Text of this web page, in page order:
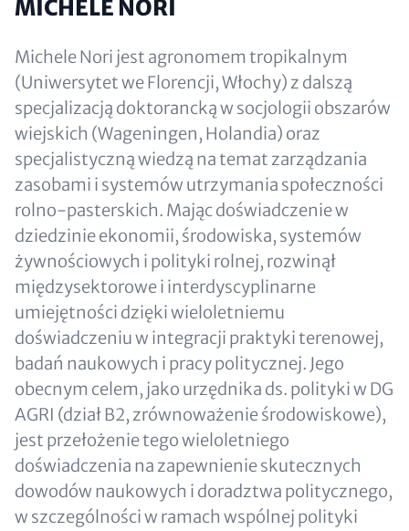
MICHELE NORI
Michele Nori jest agronomem tropikalnym
(Uniwersytet we Florencji, Włochy) z dalszą
specjalizacją doktorancką w socjologii obszarów
wiejskich (Wageningen, Holandia) oraz
specjalistyczną wiedzą na temat zarządzania
zasobami i systemów utrzymania społeczności
rolno-pasterskich. Mając doświadczenie w
dziedzinie ekonomii, środowiska, systemów
żywnościowych i polityki rolnej, rozwinął
międzysektorowe i interdyscyplinarne
umiejętności dzięki wieloletniemu
doświadczeniu w integracji praktyki terenowej,
badań naukowych i pracy politycznej. Jego
obecnym celem, jako urzędnika ds. polityki w DG
AGRI (dział B2, zrównoważenie środowiskowe),
jest przełożenie tego wieloletniego
doświadczenia na zapewnienie skutecznych
dowodów naukowych i doradztwa politycznego,
w szczególności w ramach wspólnej polityki